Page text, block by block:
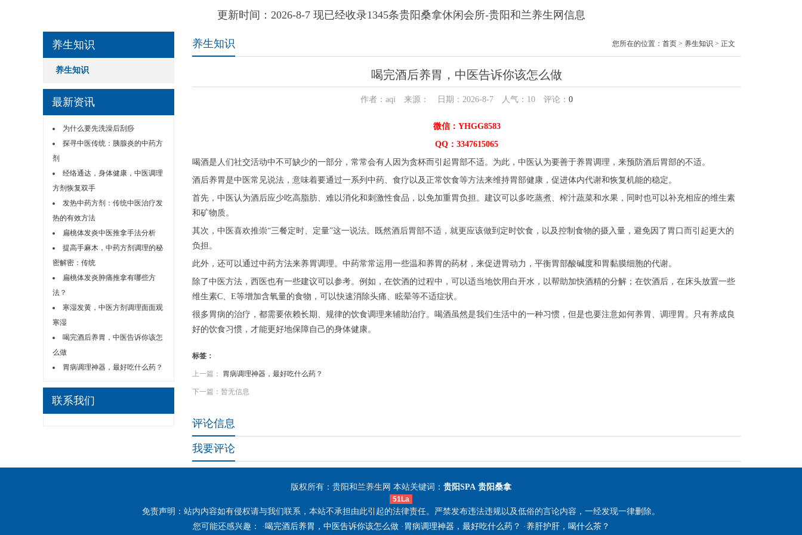
更新时间：2026-8-7 现已经收录1345条贵阳桑拿休闲会所-贵阳和兰养生网信息
养生知识
养生知识
最新资讯
为什么要先洗澡后刮痧
探寻中医传统：胰腺炎的中药方
剂
经络通达，身体健康，中医调理
方剂恢复双手
发热中药方剂：传统中医治疗发
热的有效方法
扁桃体发炎中医推拿手法分析
提高手麻木，中药方剂调理的秘
密解密：传统
扁桃体发炎肿痛推拿有哪些方
法？
寒湿发黄，中医方剂调理面面观
寒湿
喝完酒后养胃，中医告诉你该怎
么做
胃病调理神器，最好吃什么药？
联系我们
养生知识 您所在的位置： 首页 > 养生知识 > 正文
喝完酒后养胃，中医告诉你该怎么做
作者：aqi 来源： 日期：2026-8-7 人气： 10 评论： 0
微信：YHGG8583
QQ：3347615065
喝酒是人们社交活动中不可缺少的一部分，常常会有人因为贪杯而引起胃部不适。为此，中医认为要善于养胃调理，来预防酒后胃部的不适。
酒后养胃是中医常见说法，意味着要通过一系列中药、食疗以及正常饮食等方法来维持胃部健康，促进体内代谢和恢复机能的稳定。
首先，中医认为酒后应少吃高脂肪、难以消化和刺激性食品，以免加重胃负担。建议可以多吃蒸煮、榨汁蔬菜和水果，同时也可以补充相应的维生素
和矿物质。
其次，中医喜欢推崇“三餐定时、定量”这一说法。既然酒后胃部不适，就更应该做到定时饮食，以及控制食物的摄入量，避免因了胃口而引起更大的
负担。
此外，还可以通过中药方法来养胃调理。中药常常运用一些温和养胃的药材，来促进胃动力，平衡胃部酸碱度和胃黏膜细胞的代谢。
除了中医方法，西医也有一些建议可以参考。例如，在饮酒的过程中，可以适当地饮用白开水，以帮助加快酒精的分解；在饮酒后，在床头放置一些
维生素C、E等增加含氧量的食物，可以快速消除头痛、眩晕等不适症状。
很多胃病的治疗，都需要依赖长期、规律的饮食调理来辅助治疗。喝酒虽然是我们生活中的一种习惯，但是也要注意如何养胃、调理胃。只有养成良
好的饮食习惯，才能更好地保障自己的身体健康。
标签：
上一篇： 胃病调理神器，最好吃什么药？
下一篇：暂无信息
评论信息
我要评论
版权所有：贵阳和兰养生网 本站关键词： 贵阳SPA 贵阳桑拿
51La
免责声明：站内内容如有侵权请与我们联系，本站不承担由此引起的法律责任。严禁发布违法违规以及低俗的言论内容，一经发现一律删除。
您可能还感兴趣： ·喝完酒后养胃，中医告诉你该怎么做· 胃病调理神器，最好吃什么药？ · 养肝护肝，喝什么茶？